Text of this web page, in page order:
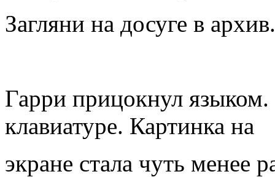
Загляни на досуге в архив.
Гарри прицокнул
клавиатуре. Картинка на
экране стала чуть менее